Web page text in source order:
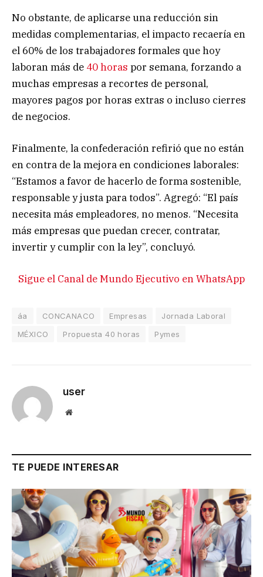
No obstante, de aplicarse una reducción sin
medidas complementarias, el impacto recaería en
el 60% de los trabajadores formales que hoy
laboran más de 40 horas por semana, forzando a
muchas empresas a recortes de personal,
mayores pagos por horas extras o incluso cierres
de negocios.
Finalmente, la confederación refirió que no están
en contra de la mejora en condiciones laborales:
“Estamos a favor de hacerlo de forma sostenible,
responsable y justa para todos”. Agregó: “El país
necesita más empleadores, no menos. “Necesita
más empresas que puedan crecer, contratar,
invertir y cumplir con la ley”, concluyó.
Sigue el Canal de Mundo Ejecutivo en WhatsApp
áa CONCANACO Empresas
Jornada Laboral
MÉXICO
Propuesta 40 horas Pymes
user
Website
TE PUEDE INTERESAR